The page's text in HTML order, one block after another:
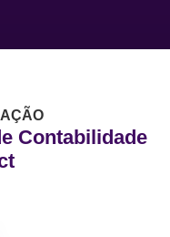
Contabilidade